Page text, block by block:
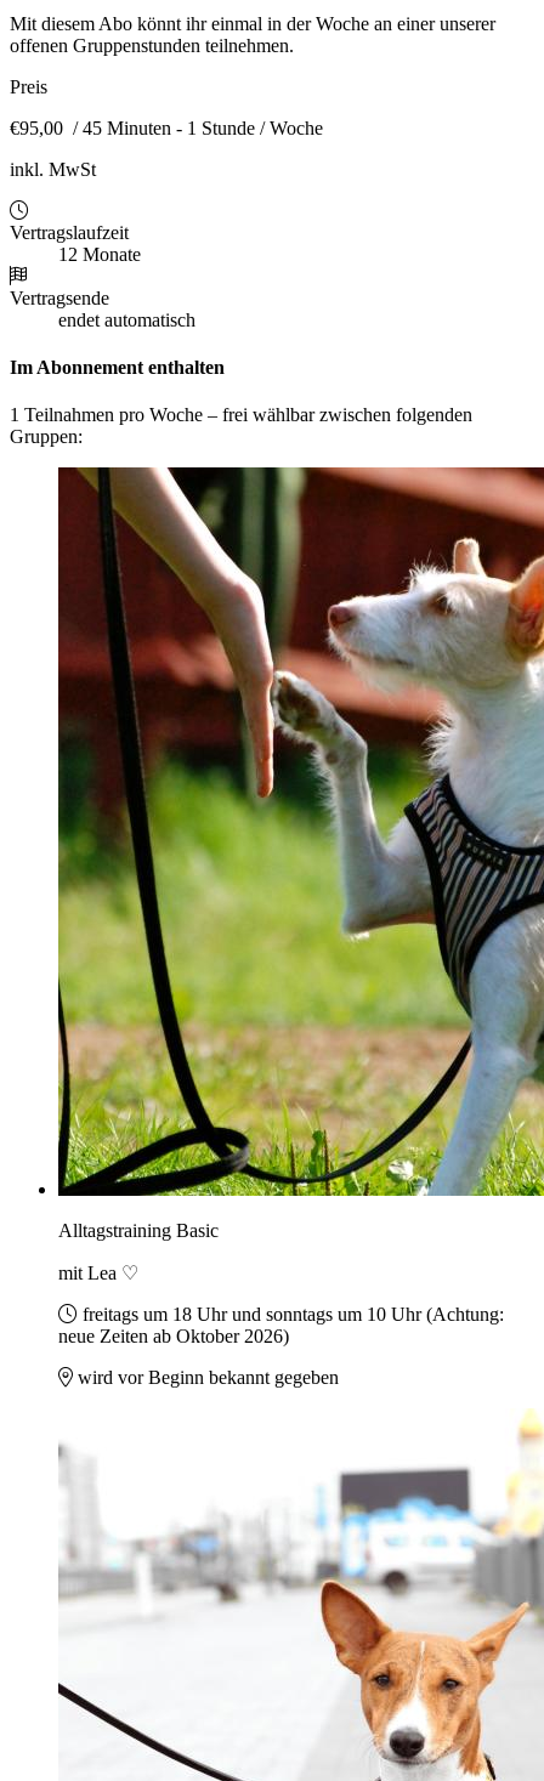
Mit diesem Abo könnt ihr einmal in der Woche an einer unserer
offenen Gruppenstunden teilnehmen.
Preis
€95,00 / 45 Minuten - 1 Stunde / Woche
inkl. MwSt
Vertragslaufzeit
12 Monate
Vertragsende
endet automatisch
Im Abonnement enthalten
1 Teilnahmen pro Woche – frei wählbar zwischen folgenden
Gruppen:
Alltagstraining Basic
mit Lea ♡
freitags um 18 Uhr und sonntags um 10 Uhr (Achtung:
neue Zeiten ab Oktober 2026)
wird vor Beginn bekannt gegeben